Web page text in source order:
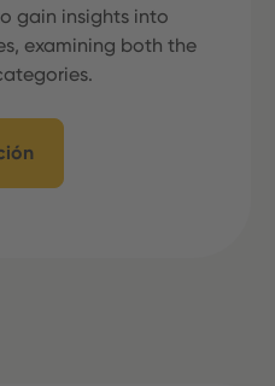
gain insights into
examining both the